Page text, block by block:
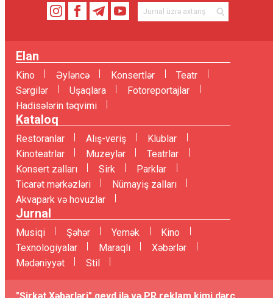
Elan
Kino Əyləncə Konsertlər
Teatr
Sərgilər
Uşaqlara
Fotoreportajlar
Hadisələrin təqvimi
Kataloq
Restoranlar Alış-veriş
Klublar
Kinoteatrlar
Muzeylər
Teatrlar
Konsert zalları
Sirk
Parklar
Ticarət mərkəzləri
Nümayiş zalları
Akvapark və hovuzlar
Jurnal
Musiqi Şəhər Yemək
Kino
Texnologiyalar
Maraqlı
Xəbərlər
Mədəniyyət
Stil
"Şirkət Xəbərləri" qeyd ilə və PR reklam kimi dərc